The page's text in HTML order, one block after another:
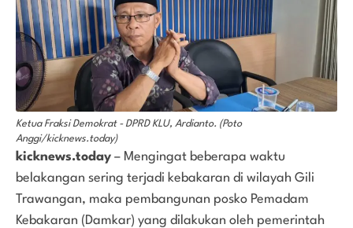
Ketua Fraksi Demokrat - DPRD KLU, Ardianto. (Poto
Anggi/kicknews.today)
kicknews.today – Mengingat beberapa waktu
belakangan sering terjadi kebakaran di wilayah Gili
Trawangan, maka pembangunan posko Pemadam
Kebakaran (Damkar) yang dilakukan oleh pemerintah